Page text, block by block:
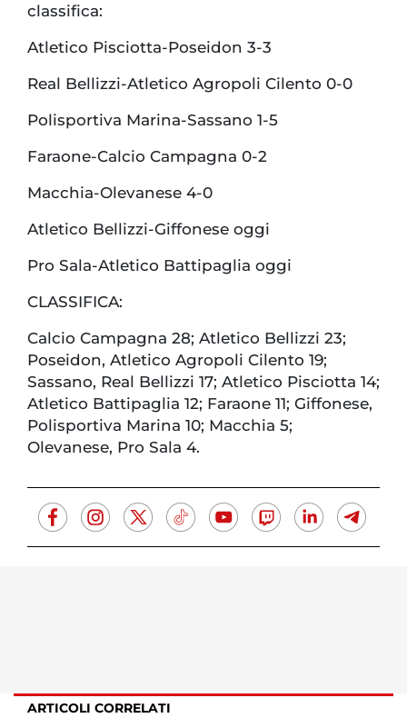
classifica:
Atletico Pisciotta-Poseidon 3-3
Real Bellizzi-Atletico Agropoli Cilento 0-0
Polisportiva Marina-Sassano 1-5
Faraone-Calcio Campagna 0-2
Macchia-Olevanese 4-0
Atletico Bellizzi-Giffonese oggi
Pro Sala-Atletico Battipaglia oggi
CLASSIFICA:
Calcio Campagna 28; Atletico Bellizzi 23;
Poseidon, Atletico Agropoli Cilento 19;
Sassano, Real Bellizzi 17; Atletico Pisciotta 14;
Atletico Battipaglia 12; Faraone 11; Giffonese,
Polisportiva Marina 10; Macchia 5;
Olevanese, Pro Sala 4.
ARTICOLI CORRELATI